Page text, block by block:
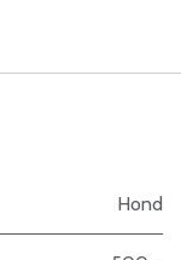
Hond